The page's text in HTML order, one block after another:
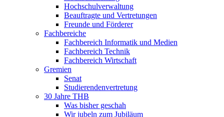
Hochschulverwaltung
Beauftragte und Vertretungen
Freunde und Förderer
Fachbereiche
Fachbereich Informatik und Medien
Fachbereich Technik
Fachbereich Wirtschaft
Gremien
Senat
Studierendenvertretung
30 Jahre THB
Was bisher geschah
Wir jubeln zum Jubiläum